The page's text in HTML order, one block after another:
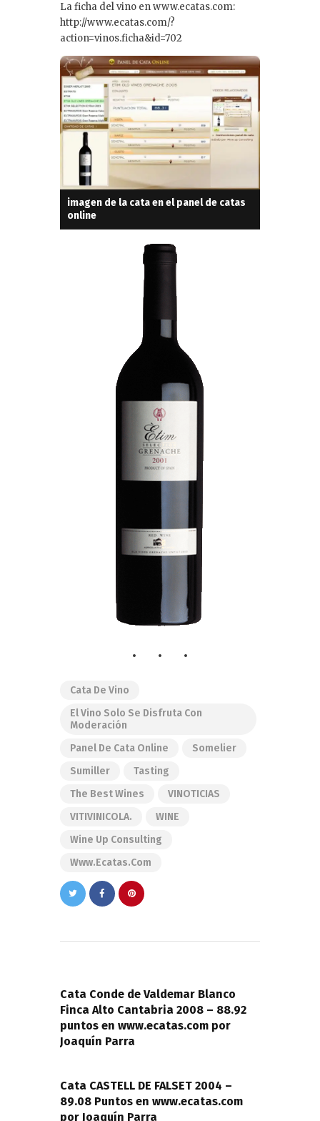
e
dI
n
La ficha del vino en www.ecatas.com:
http://www.ecatas.com/?
action=vinos.ficha&id=702
imagen de la cata en el panel de catas
online
Cata De Vino
El Vino Solo Se Disfruta Con
Moderación
Panel De Cata Online
Somelier
Sumiller
Tasting
The Best Wines
VINOTICIAS
VITIVINICOLA.
WINE
Wine Up Consulting
Www.ecatas.com
entradas
Cata Conde de Valdemar Blanco
Finca Alto Cantabria 2008 – 88.92
puntos en www.ecatas.com por
Joaquín Parra
Cata CASTELL DE FALSET 2004 –
89.08 Puntos en www.ecatas.com
por Joaquín Parra